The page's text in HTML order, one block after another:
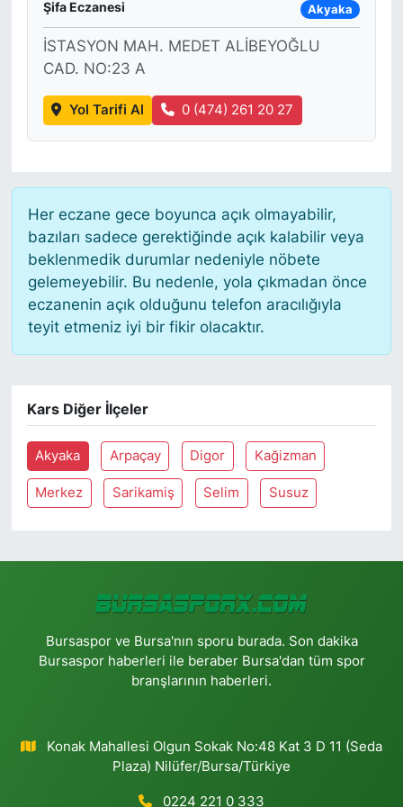
Şifa Eczanesi Akyaka
İSTASYON MAH. MEDET ALİBEYOĞLU
CAD. NO:23 A
Yol Tarifi Al 0 (474) 261 20 27
Her eczane gece boyunca açık olmayabilir,
bazıları sadece gerektiğinde açık kalabilir veya
beklenmedik durumlar nedeniyle nöbete
gelemeyebilir. Bu nedenle, yola çıkmadan önce
eczanenin açık olduğunu telefon aracılığıyla
teyit etmeniz iyi bir fikir olacaktır.
Kars Diğer İlçeler
Akyaka Arpaçay Digor Kağizman
Merkez Sarikamiş Selim Susuz
Bursaspor ve Bursa'nın sporu burada. Son dakika
Bursaspor haberleri ile beraber Bursa'dan tüm spor
branşlarının haberleri.
Konak Mahallesi Olgun Sokak No:48 Kat 3 D 11 (Seda
Plaza) Nilüfer/Bursa/Türkiye
0224 221 0 333